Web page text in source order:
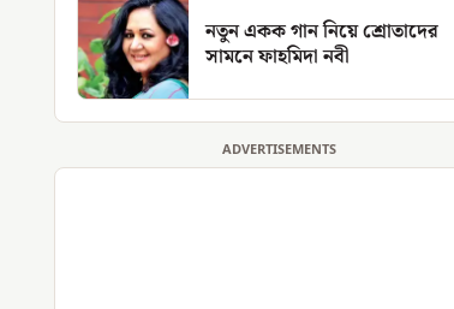
নতুন একক গান নিয়ে শ্রোতাদের
সামনে ফাহমিদা নবী
ADVERTISEMENTS